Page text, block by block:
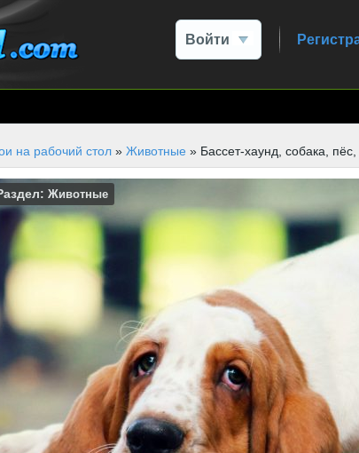
Войти
на рабочий стол » Животные » Бассет-хаунд, собака, пёс,
Животные